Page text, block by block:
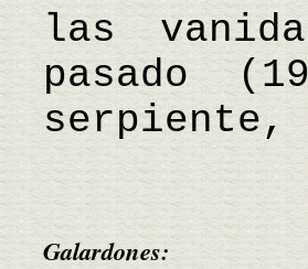
las
pasado
serpiente,
Galardones: